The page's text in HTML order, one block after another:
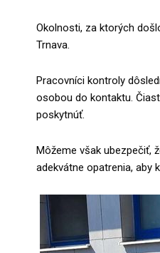
Okolnosti, za ktorých
Trnava.
Pracovníci kontroly
osobou do kontaktu.
poskytnúť.
Môžeme však ubezpečiť,
adekvátne opatrenia, aby